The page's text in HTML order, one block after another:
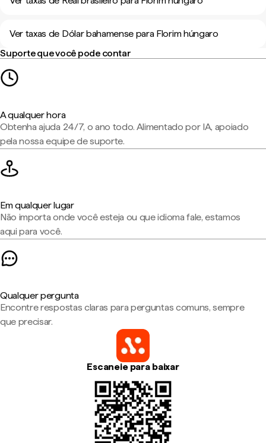
Ver taxas de Dólar bahamense para Florim húngaro
Suporte que você pode contar
A qualquer hora
Obtenha ajuda 24/7, o ano todo. Alimentado por IA, apoiado
pela nossa equipe de suporte.
Em qualquer lugar
Não importa onde você esteja ou que idioma fale, estamos
aqui para você.
Qualquer pergunta
Encontre respostas claras para perguntas comuns, sempre
que precisar.
Escaneie para baixar